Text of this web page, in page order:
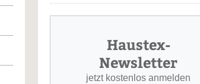
Haustex-
Newsletter
jetzt kostenlos anmelden